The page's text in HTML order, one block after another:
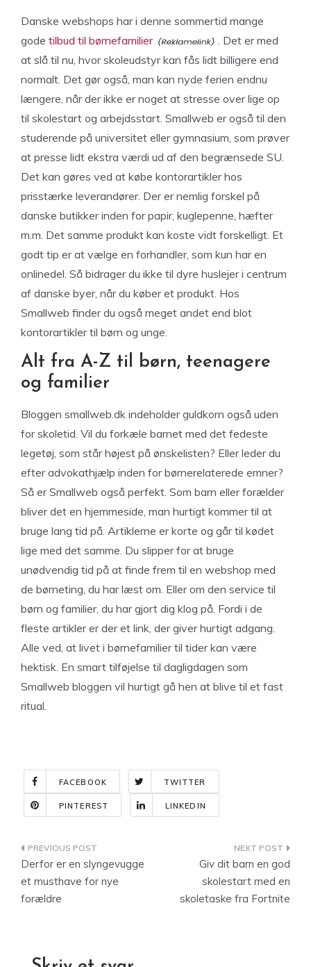
Danske webshops har i denne sommertid mange
gode tilbud til børnefamilier
. Det er med
at slå til nu, hvor skoleudstyr kan fås lidt billigere end
normalt. Det gør også, man kan nyde ferien endnu
længere, når der ikke er noget at stresse over lige op
til skolestart og arbejdsstart. Smallweb er også til den
studerende på universitet eller gymnasium, som prøver
at presse lidt ekstra værdi ud af den begrænsede SU.
Det kan gøres ved at købe kontorartikler hos
prisstærke leverandører. Der er nemlig forskel på
danske butikker inden for papir, kuglepenne, hæfter
m.m. Det samme produkt kan koste vidt forskelligt. Et
godt tip er at vælge en forhandler, som kun har en
onlinedel. Så bidrager du ikke til dyre huslejer i centrum
af danske byer, når du køber et produkt. Hos
Smallweb finder du også meget andet end blot
kontorartikler til børn og unge.
Alt fra A-Z til børn, teenagere
og familier
Bloggen smallweb.dk indeholder guldkorn også uden
for skoletid. Vil du forkæle barnet med det fedeste
legetøj, som står højest på ønskelisten? Eller leder du
efter advokathjælp inden for børnerelaterede emner?
Så er Smallweb også perfekt. Som barn eller forælder
bliver det en hjemmeside, man hurtigt kommer til at
bruge lang tid på. Artiklerne er korte og går til kødet
lige med det samme. Du slipper for at bruge
unødvendig tid på at finde frem til en webshop med
de børneting, du har læst om. Eller om den service til
børn og familier, du har gjort dig klog på. Fordi i de
fleste artikler er der et link, der giver hurtigt adgang.
Alle ved, at livet i børnefamilier til tider kan være
hektisk. En smart tilføjelse til dagligdagen som
Smallweb bloggen vil hurtigt gå hen at blive til et fast
ritual.
FACEBOOK TWITTER
PINTEREST LINKEDIN
Indlægsnavigation
Derfor er en slyngevugge
et musthave for nye
forældre
Giv dit barn en god
skolestart med en
skoletaske fra Fortnite